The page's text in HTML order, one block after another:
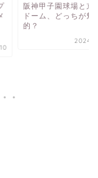
阪神甲子園球場と京
ドーム、どっちが魅
的？
2024-